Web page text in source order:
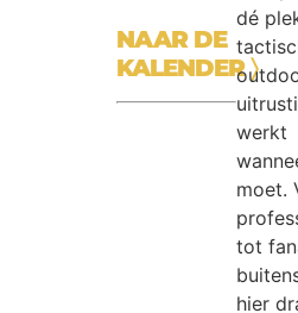
NAAR DE
KALENDER〉
dé
werkt
moet.
tot
hier